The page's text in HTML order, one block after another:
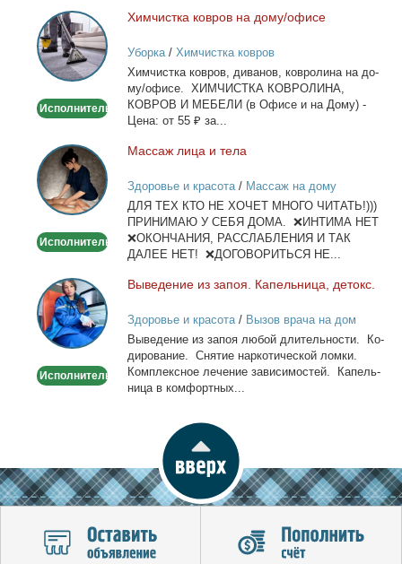
Химчистка
ковров
на
дому/
Исполнитель
Хим­чист­ка ков­ров на до­му/офи­се
Уборка/ Химчистка ковров
Хим­чист­ка ков­ров, ди­ва­нов, ков­ро­ли­на на до­
му/офи­се. ХИМЧИСТКА КОВРОЛИНА,
КОВРОВ И МЕБЕЛИ (в Офи­се и на До­му) -
Це­на: от 55 ₽ за...
Массаж
лица
и
тела
Исполнитель
Мас­саж ли­ца и те­ла
Здоровье и красота/ Массаж на дому
ДЛЯ ТЕХ КТО НЕ ХОЧЕТ МНОГО ЧИТАТЬ!)))
ПРИНИМАЮ У СЕБЯ ДОМА. ❌ИНТИМА НЕТ
❌ОКОНЧАНИЯ, РАССЛАБЛЕНИЯ И ТАК
ДАЛЕЕ НЕТ! ❌ДОГОВОРИТЬСЯ НЕ...
Выведение
из
запоя.
Капельница,
Исполнитель
Вы­ве­де­ние из за­поя. Ка­пель­ни­ца, де­токс.
Здоровье и красота/ Вызов врача на дом
Вы­ве­де­ние из за­поя лю­бой дли­тель­но­сти. Ко­
ди­ро­ва­ние. Сня­тие нар­ко­ти­че­ской лом­ки.
Ком­плекс­ное ле­че­ние за­ви­си­мо­стей. Ка­пель­
ни­ца в ком­форт­ных...